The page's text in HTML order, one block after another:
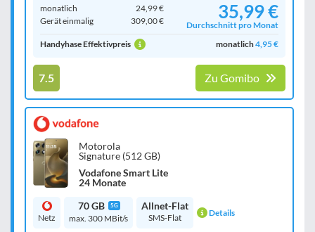
monatlich
24,99 €
Gerät einmalig
309,00 € 35,99 €
Durchschnitt pro Monat
Handyhase Effektivpreis
monatlich4,95 €
7.5 Zu Gomibo
Motorola
Signature (512 GB)
Vodafone Smart Lite
24 Monate
Netz
70 GB 5G
max. 300 MBit/s
Allnet-Flat
SMS-Flat Details